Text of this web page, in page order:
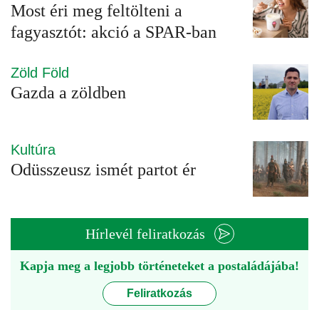
Most éri meg feltölteni a
fagyasztót: akció a SPAR-ban
Zöld Föld
Gazda a zöldben
Kultúra
Odüsszeusz ismét partot ér
Hírlevél feliratkozás
Kapja meg a legjobb történeteket a postaládájába!
Feliratkozás